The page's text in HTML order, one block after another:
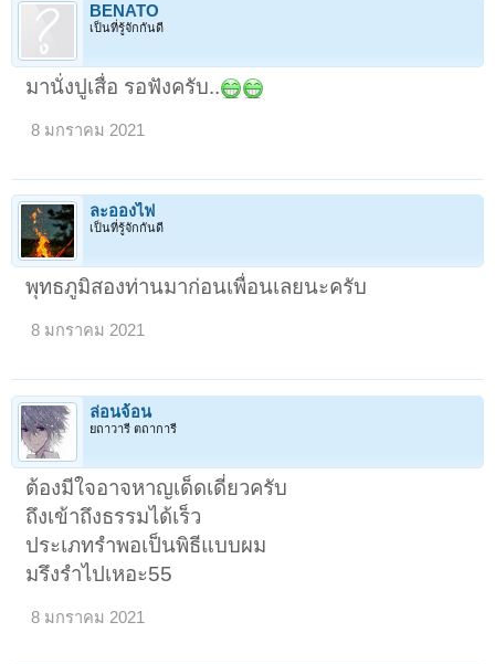
BENATO
เป็นที่รู้จักกันดี
มานั่งปูเสื่อ รอฟังครับ..
8 มกราคม 2021
ละอองไฟ
เป็นที่รู้จักกันดี
พุทธภูมิสองท่านมาก่อนเพื่อนเลยนะครับ
8 มกราคม 2021
ล่อนจ้อน
ยถาวารี ตถาการี
ต้องมีใจอาจหาญเด็ดเดี่ยวครับ
ถึงเข้าถึงธรรมได้เร็ว
ประเภทรำพอเป็นพิธีแบบผม
มรึงรำไปเหอะ55
8 มกราคม 2021